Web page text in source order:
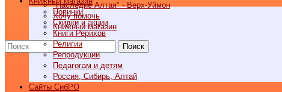
"Наследие Алтая" - Верх-Уймон
Хочу помочь
Книжный магазин
Поиск
Новинки
Скидки и акции
Книги Рерихов
Религии
Репродукции
Педагогам и детям
Россия, Сибирь, Алтай
Cайты СибРО